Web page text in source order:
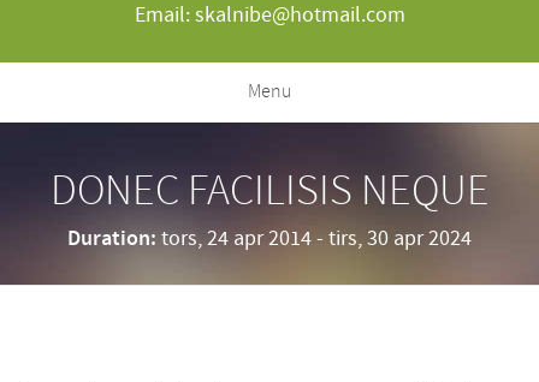
Email: skalnibe@hotmail.com
Menu
DONEC FACILISIS NEQUE
Duration: tors, 24 apr 2014- tirs, 30 apr 2024